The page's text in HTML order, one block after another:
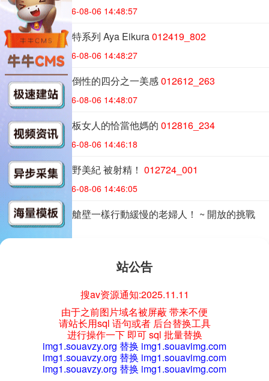
日本-一本道 2026-08-06 14:48:57
012419_802 模特系列 Aya Eikura012419_802
日本-一本道 2026-08-06 14:48:27
012612_263 壓倒性的四分之一美感012612_263
日本-一本道 2026-08-06 14:48:07
012816_234 鐵板女人的恰當他媽的 012816_234
日本-一本道 2026-08-06 14:46:18
012724_001 星野美紀 被射精！ 012724_001
日本-一本道 2026-08-06 14:46:05
020124_001 像艙壁一樣行動緩慢的老婦人！ ~ 開放的挑戰
020124_001
011824_001 秘密的誘惑－一個失望的已婚女人
2026-08-06 14:45:23
011319_797 Tokimeki～還是20歲的新大人～011319_797
2026-08-06 14:45:10
012324_001 一蓬堂最佳 2023 ～第 2 部～012324_001
站公告
搜av资源通知:2025.11.11
由于之前图片域名被屏蔽 带来不便
请站长用sql 语句或者 后台替换工具
进行操作一下 即可 sql 批量替换
img1.souavzy.org 替换 img1.souavimg.com
img1.souavzy.org 替换 img1.souavimg.com
img1.souavzy.org 替换 img1.souavimg.com